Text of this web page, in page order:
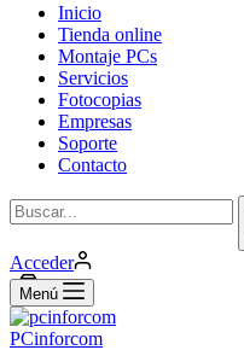
Inicio
Tienda online
Montaje PCs
Servicios
Fotocopias
Empresas
Soporte
Contacto
Sin
resultados
Acceder
Carro
de
compra
0Menú
PCinforcom